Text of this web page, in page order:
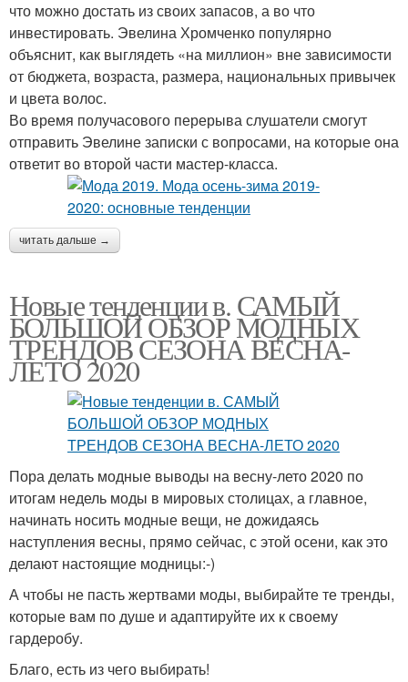
что можно достать из своих запасов, а во что
инвестировать. Эвелина Хромченко популярно
объяснит, как выглядеть «на миллион» вне зависимости
от бюджета, возраста, размера, национальных привычек
и цвета волос.
Во время получасового перерыва слушатели смогут
отправить Эвелине записки с вопросами, на которые она
ответит во второй части мастер-класса.
читать дальше →
Новые тенденции в. САМЫЙ
БОЛЬШОЙ ОБЗОР МОДНЫХ
ТРЕНДОВ СЕЗОНА ВЕСНА-
ЛЕТО 2020
Пора делать модные выводы на весну-лето 2020 по
итогам недель моды в мировых столицах, а главное,
начинать носить модные вещи, не дожидаясь
наступления весны, прямо сейчас, с этой осени, как это
делают настоящие модницы:-)
А чтобы не пасть жертвами моды, выбирайте те тренды,
которые вам по душе и адаптируйте их к своему
гардеробу.
Благо, есть из чего выбирать!